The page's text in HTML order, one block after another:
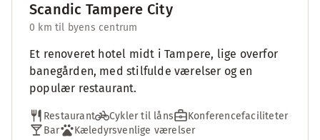
Scandic Tampere City
0 km til byens centrum
Et renoveret hotel midt i Tampere, lige overfor
banegården, med stilfulde værelser og en
populær restaurant.
Restaurant Cykler til låns
Konferencefaciliteter
Bar
Kæledyrsvenlige værelser